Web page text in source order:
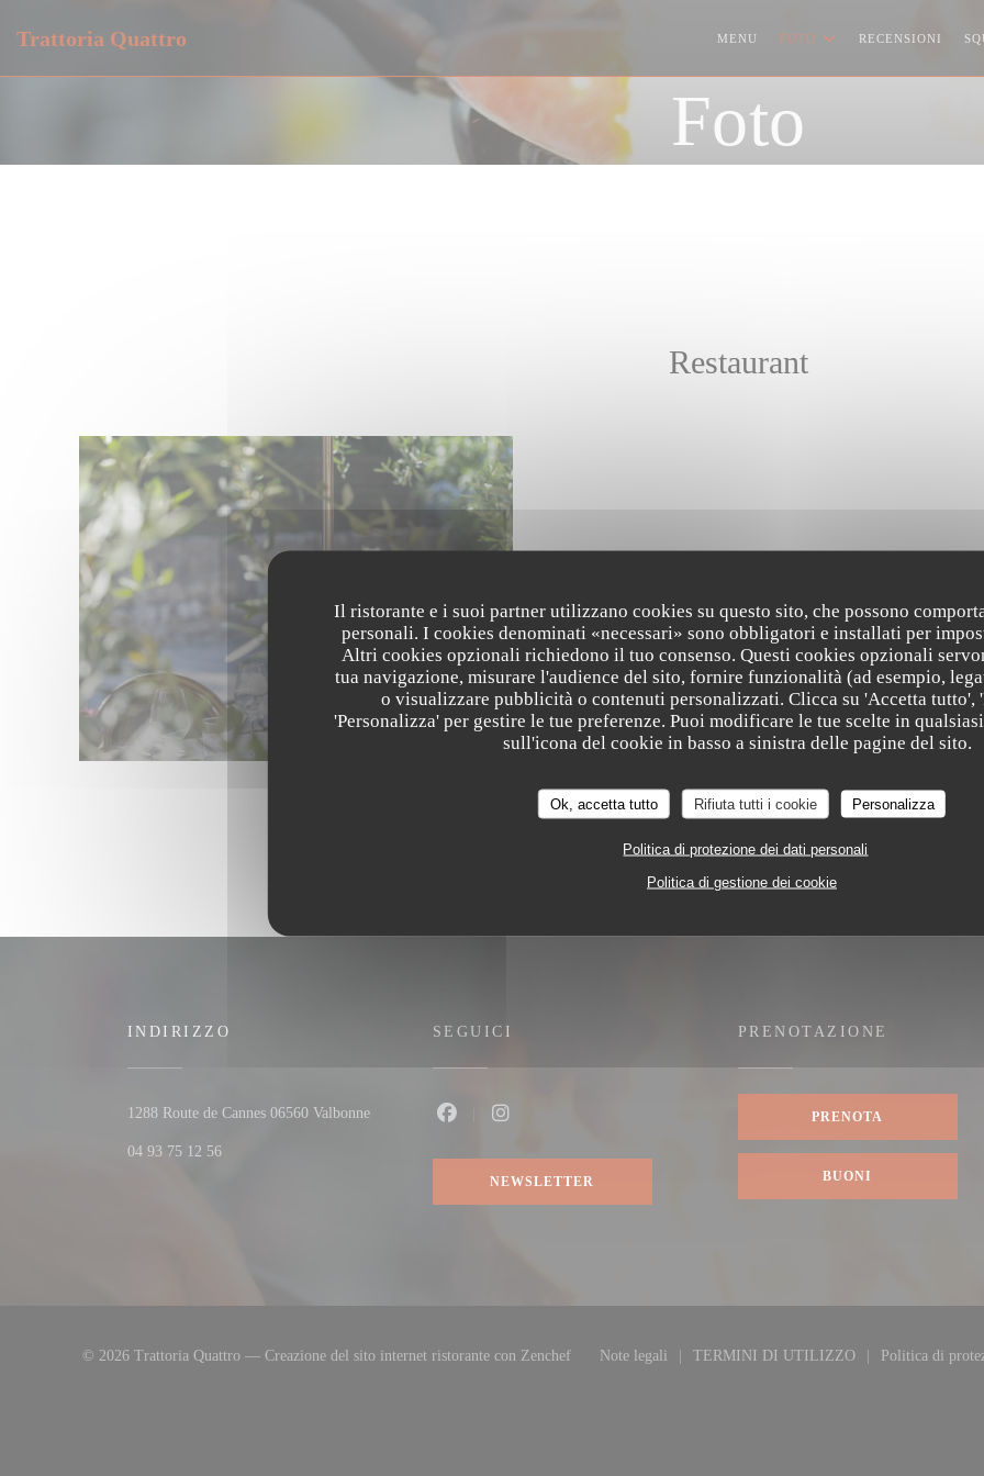
Il ristorante e i suoi partner utilizzano cookies su questo sito, che possono
personali. I cookies denominati «necessari» sono obbligatori e installati per
Altri cookies opzionali richiedono il tuo consenso. Questi cookies opzionali
tua navigazione, misurare l'audience del sito, fornire funzionalità (ad esempio,
o visualizzare pubblicità o contenuti personalizzati. Clicca su 'Accetta tutto',
'Personalizza' per gestire le tue preferenze. Puoi modificare le tue scelte in
sull'icona del cookie in basso a sinistra delle pagine del sito.
Ok, accetta tutto Rifiuta tutti i cookie Personalizza
Politica di protezione dei dati personali
Politica di gestione dei cookie
Trattoria Quattro MENU FOTO RECENSIONI
Foto
Restaurant
INDIRIZZO
1288 Route de Cannes 06560 Valbonne((apre una nuova finestra))
04 93 75 12 56
SEGUICI
NEWSLETTER
PRENOTAZIONE
PRENOTA
BUONI
© 2026 Trattoria Quattro — Creazione del sito internet ristorante con Zenchef((apre una nuova finestra))
Note legali
((apre una nuova finestra))
TERMINI DI UTILIZZO
((apre una nuova finestra))
Politica di
Trattoria Quattro